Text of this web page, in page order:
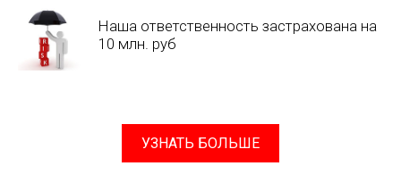
Наша ответственность застрахована на
10 млн. руб
УЗНАТЬ БОЛЬШЕ